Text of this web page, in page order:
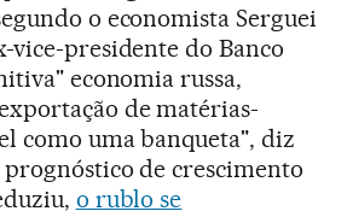
o economista Serguei
vice-presidente do Banco
economia russa,
de matérias-
como uma banqueta", diz
de crescimento
o rublo se